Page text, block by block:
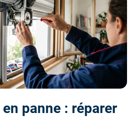
panne : réparer